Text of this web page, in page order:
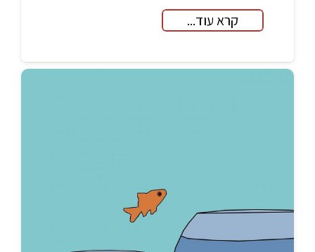
קרא עוד...